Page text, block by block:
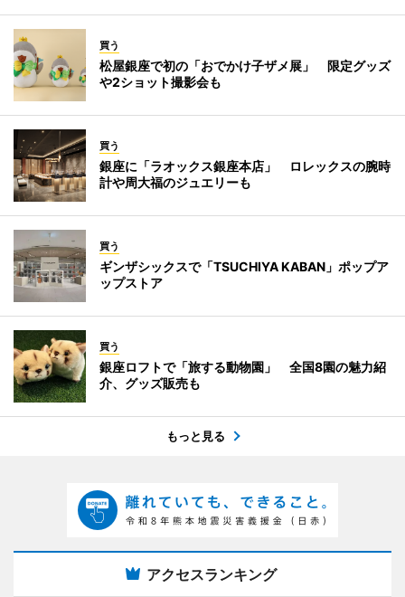
買う
松屋銀座で初の「おでかけ子ザメ展」 限定グッズ
や2ショット撮影会も
買う
銀座に「ラオックス銀座本店」 ロレックスの腕時
計や周大福のジュエリーも
買う
ギンザシックスで「TSUCHIYA KABAN」ポップア
ップストア
買う
銀座ロフトで「旅する動物園」 全国8園の魅力紹
介、グッズ販売も
もっと見る
アクセスランキング